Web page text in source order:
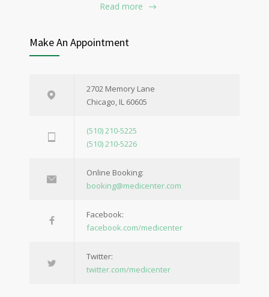
Read more
Make An Appointment
2702 Memory Lane
Chicago, IL 60605
(510) 210-5225
(510) 210-5226
Online Booking:
booking@medicenter.com
Facebook:
facebook.com/medicenter
Twitter:
twitter.com/medicenter